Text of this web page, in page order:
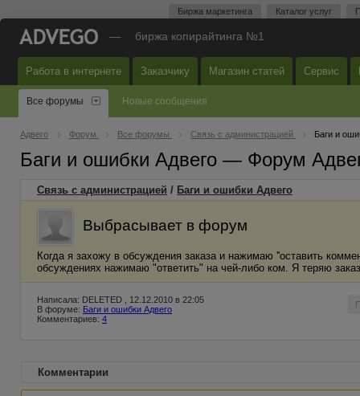
Биржа маркетинга Каталог услуг
— биржа копирайтинга №1
Работа в интернете Заказчику Магазин статей Сервис
Все форумы Новые сообщения
Адвего Форум Все форумы Связь с администрацией Баги и
Баги и ошибки Адвего — Форум
Связь с администрацией / Баги и ошибки Адвего
Выбрасывает в форум
Когда я захожу в обсуждения заказа и нажимаю ''оставить
обсуждениях нажимаю "ответить" на чей-либо ком. Я теряю
Написала: DELETED , 12.12.2010 в 22:05
В форуме: Баги и ошибки Адвего
Комментариев: 4
Комментарии